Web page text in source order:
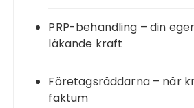
PRP-behandling – din
läkande kraft
Företagsräddarna – när
faktum